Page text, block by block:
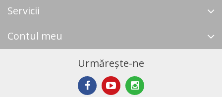
Servicii
Contul meu
Urmărește-ne